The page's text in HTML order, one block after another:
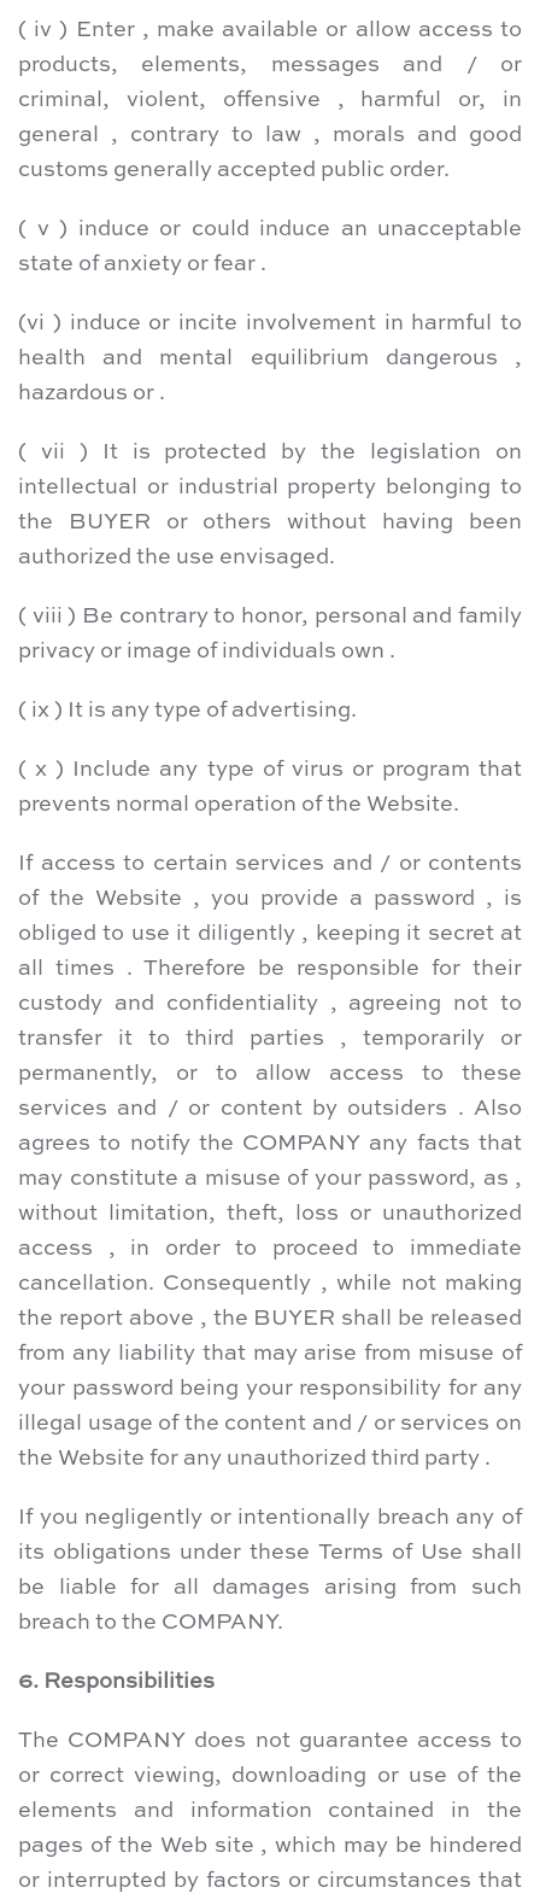
( iv ) Enter , make available or allow access to
products, elements, messages and / or
criminal, violent, offensive , harmful or, in
general , contrary to law , morals and good
customs generally accepted public order.
( v ) induce or could induce an unacceptable
state of anxiety or fear .
(vi ) induce or incite involvement in harmful to
health and mental equilibrium dangerous ,
hazardous or .
( vii ) It is protected by the legislation on
intellectual or industrial property belonging to
the BUYER or others without having been
authorized the use envisaged.
( viii ) Be contrary to honor, personal and family
privacy or image of individuals own .
( ix ) It is any type of advertising.
( x ) Include any type of virus or program that
prevents normal operation of the Website.
If access to certain services and / or contents
of the Website , you provide a password , is
obliged to use it diligently , keeping it secret at
all times . Therefore be responsible for their
custody and confidentiality , agreeing not to
transfer it to third parties , temporarily or
permanently, or to allow access to these
services and / or content by outsiders . Also
agrees to notify the COMPANY any facts that
may constitute a misuse of your password, as ,
without limitation, theft, loss or unauthorized
access , in order to proceed to immediate
cancellation. Consequently , while not making
the report above , the BUYER shall be released
from any liability that may arise from misuse of
your password being your responsibility for any
illegal usage of the content and / or services on
the Website for any unauthorized third party .
If you negligently or intentionally breach any of
its obligations under these Terms of Use shall
be liable for all damages arising from such
breach to the COMPANY.
6. Responsibilities
The COMPANY does not guarantee access to
or correct viewing, downloading or use of the
elements and information contained in the
pages of the Web site , which may be hindered
or interrupted by factors or circumstances that